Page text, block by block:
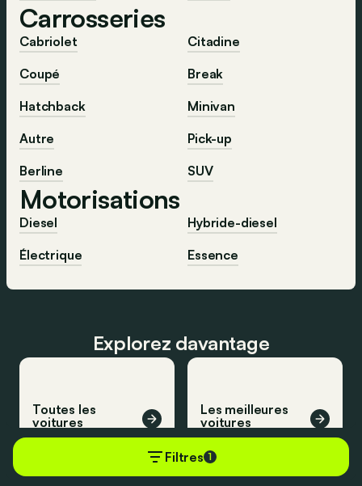
Filtres 1
Carrosseries
Cabriolet
Citadine
Coupé
Break
Hatchback
Minivan
Autre
Pick-up
Berline
SUV
Motorisations
Diesel
Hybride-diesel
Électrique
Essence
Explorez davantage
Toutes les
voitures
Les meilleures
voitures